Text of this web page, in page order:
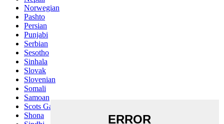
Norwegian
Pashto
Persian
Punjabi
Serbian
Sesotho
Sinhala
Slovak
Slovenian
Somali
Samoan
Scots Gaelic
Shona